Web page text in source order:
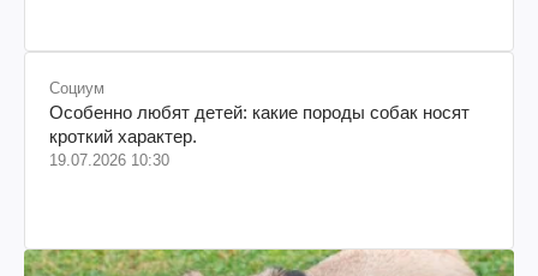
Социум
Особенно любят детей: какие породы собак носят
кроткий характер.
19.07.2026 10:30